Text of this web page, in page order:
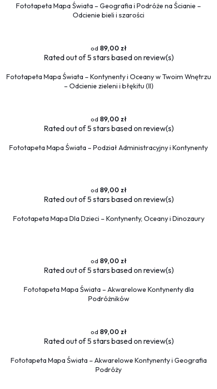
Motocykle
Sport
Religijne
Fototapeta Mapa Świata – Geografia i Podróże na Ścianie –
Odcienie bieli i szarości
89,00 zł
Ratedout of 5 stars based onreview(s)
Fototapeta Mapa Świata – Kontynenty i Oceany w Twoim Wnętrzu
– Odcienie zieleni i błękitu (II)
89,00 zł
Ratedout of 5 stars based onreview(s)
Fototapeta Mapa Świata – Podział Administracyjny i Kontynenty
89,00 zł
Ratedout of 5 stars based onreview(s)
Fototapeta Mapa Dla Dzieci – Kontynenty, Oceany i Dinozaury
89,00 zł
Ratedout of 5 stars based onreview(s)
Fototapeta Mapa Świata – Akwarelowe Kontynenty dla
Podróżników
89,00 zł
Ratedout of 5 stars based onreview(s)
Fototapeta Mapa Świata – Akwarelowe Kontynenty i Geografia
Podróży